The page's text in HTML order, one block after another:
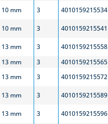
10 mm 3 4010159215534
10 mm 3 4010159215541
13 mm 3
4010159215558
13 mm 3
4010159215565
13 mm 3 4010159215572
13 mm 3 4010159215589
13 mm 3
4010159215596